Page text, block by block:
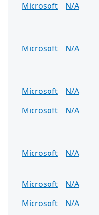
Microsoft
N/A
Microsoft
N/A
Microsoft
N/A
Microsoft
N/A
Microsoft
N/A
Microsoft
N/A
Microsoft
N/A